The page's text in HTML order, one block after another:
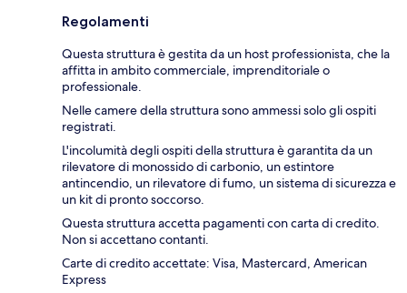
Regolamenti
Questa struttura è gestita da un host professionista, che la
affitta in ambito commerciale, imprenditoriale o
professionale.
Nelle camere della struttura sono ammessi solo gli ospiti
registrati.
L'incolumità degli ospiti della struttura è garantita da un
rilevatore di monossido di carbonio, un estintore
antincendio, un rilevatore di fumo, un sistema di sicurezza e
un kit di pronto soccorso.
Questa struttura accetta pagamenti con carta di credito.
Non si accettano contanti.
Carte di credito accettate: Visa, Mastercard, American
Express